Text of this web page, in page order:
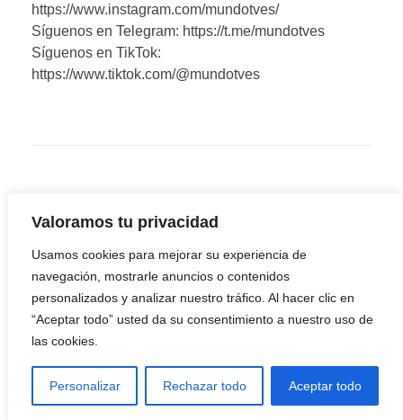
Valoramos tu privacidad
Usamos cookies para mejorar su experiencia de
navegación, mostrarle anuncios o contenidos
personalizados y analizar nuestro tráfico. Al hacer clic en
“Aceptar todo” usted da su consentimiento a nuestro uso de
las cookies.
Personalizar Rechazar todo Aceptar todo
https://www.instagram.com/mundotves/
Síguenos en Telegram: https://t.me/mundotves
Síguenos en TikTok:
https://www.tiktok.com/@mundotves
Linkedin
Instagram
Telegram
TikTok
Reddit